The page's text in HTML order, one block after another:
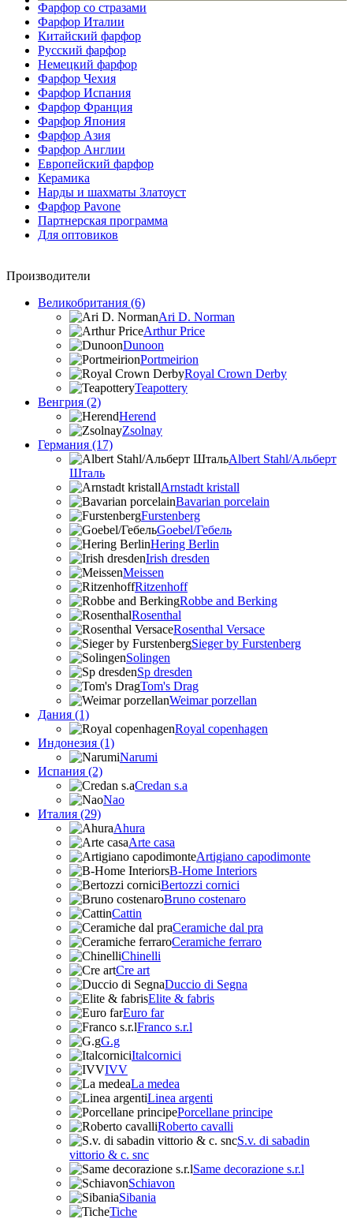
Фарфор со стразами
Фарфор Италии
Китайский фарфор
Русский фарфор
Немецкий фарфор
Фарфор Чехия
Фарфор Испания
Фарфор Франция
Фарфор Япония
Фарфор Азия
Фарфор Англии
Европейский фарфор
Керамика
Нарды и шахматы Златоуст
Фарфор Pavone
Партнерская программа
Для оптовиков
Производители
Великобритания (6)
Ari D. Norman
Arthur Price
Dunoon
Portmeirion
Royal Crown Derby
Teapottery
Венгрия (2)
Herend
Zsolnay
Германия (17)
Albert Stahl/Альбеpт
Шталь
Arnstadt kristall
Bavarian porcelain
Furstenberg
Goebel/Гебель
Hering Berlin
Irish dresden
Meissen
Ritzenhoff
Robbe and Berking
Rosenthal
Rosenthal Versace
Sieger by Furstenberg
Solingen
Sp dresden
Tom's Drag
Weimar porzellan
Дания (1)
Royal copenhagen
Индонезия (1)
Narumi
Испания (2)
Credan s.a
Nao
Италия (29)
Ahura
Arte casa
Artigiano capodimonte
B-Home Interiors
Bertozzi cornici
Bruno costenaro
Cattin
Ceramiche dal pra
Ceramiche ferraro
Chinelli
Cre art
Duccio di Segna
Elite & fabris
Euro far
Franco s.r.l
G.g
Italcornici
IVV
La medea
Linea argenti
Porcellane principe
Roberto cavalli
S.v. di sabadin
vittorio & c. snc
Same decorazione s.r.l
Schiavon
Sibania
Tiche